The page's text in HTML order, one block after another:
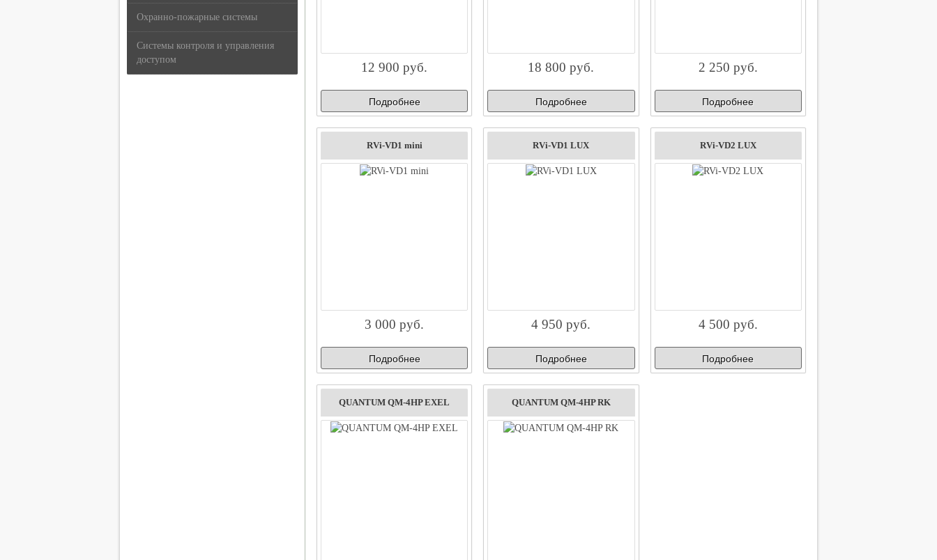
Охранно-пожарные системы
Системы контроля и управления
доступом
12 900 руб.
Подробнее
18 800 руб.
Подробнее
2 250 руб.
Подробнее
RVi-VD1 mini
3 000 руб.
Подробнее
RVi-VD1 LUX
4 950 руб.
Подробнее
RVi-VD2 LUX
4 500 руб.
Подробнее
QUANTUM QM-4HP EXEL QUANTUM QM-4HP RK